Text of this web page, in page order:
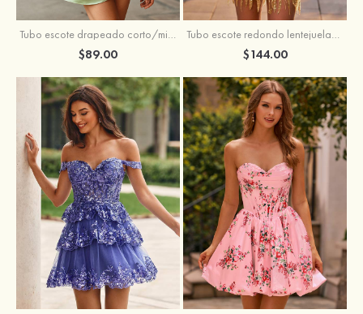
Tubo escote drapeado corto/mini tela charmeuse vestido para homecoming
$89.00
Tubo escote redondo lentejuelas corto vestido para homecoming
$144.00